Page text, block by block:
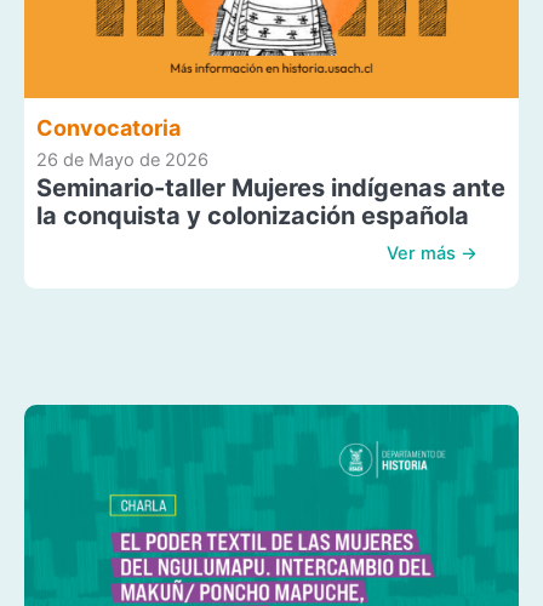
Convocatoria
26 de Mayo de 2026
Seminario-taller Mujeres indígenas ante
la conquista y colonización española
Ver más →